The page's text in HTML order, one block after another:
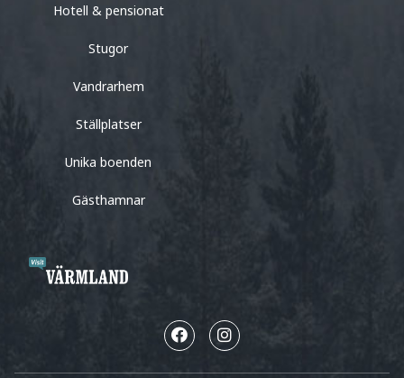
Hotell & pensionat
Stugor
Vandrarhem
Ställplatser
Unika boenden
Gästhamnar